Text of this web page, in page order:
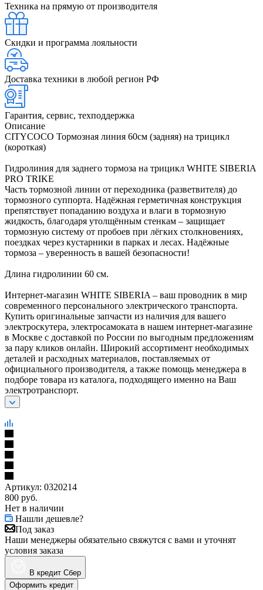
Техника на прямую от производителя
Скидки и программа лояльности
Доставка техники в любой регион РФ
Гарантия, сервис, техподдержка
Описание
CITYCOCO Тормозная линия 60см (задняя) на трицикл
(короткая)
Гидролиния для заднего тормоза на трицикл WHITE SIBERIA
PRO TRIKE
Часть тормозной линии от переходника (разветвителя) до
тормозного суппорта. Надёжная герметичная конструкция
препятствует попаданию воздуха и влаги в тормозную
жидкость, благодаря утолщённым стенкам – защищает
тормозную систему от пробоев при лёгких столкновениях,
поездках через кустарники в парках и лесах. Надёжные
тормоза – уверенность в вашей безопасности!
Длина гидролинии 60 см.
Интернет-магазин WHITE SIBERIA – ваш проводник в мир
современного персонального электрического транспорта.
Купить оригинальные запчасти из наличия для вашего
электроскутера, электросамоката в нашем интернет-магазине
в Москве с доставкой по России по выгодным предложениям
за пару кликов онлайн. Широкий ассортимент необходимых
деталей и расходных материалов, поставляемых от
официального производителя, а также помощь менеджера в
подборе товара из каталога, подходящего именно на Ваш
электротранспорт.
Артикул: 0320214
800 руб.
Нет в наличии
Нашли дешевле?
Под заказ
Наши менеджеры обязательно свяжутся с вами и уточнят
условия заказа
В кредит Сбер
Оформить кредит